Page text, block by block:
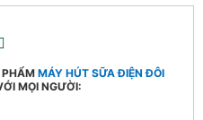
PHẨM MÁY HÚT SỮA ĐIỆN ĐÔI
MỌI NGƯỜI: